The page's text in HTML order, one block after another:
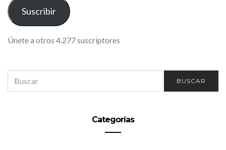
ELECTRÓNICO
Suscribir
Únete a otros 4.277 suscriptores
FOR:
BUSCAR
Categorías